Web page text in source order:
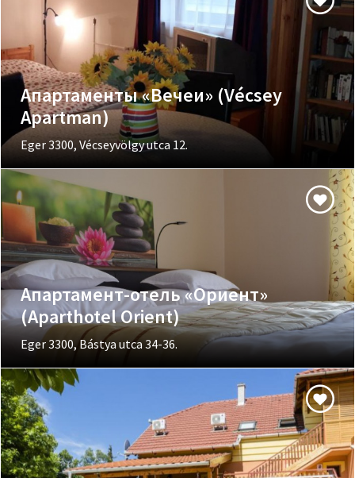
Апартаменты «Вечеи» (Vécsey
Apartman)
Eger 3300, Vécseyvölgy utca 12.
Апартамент-отель «Ориент»
(Aparthotel Orient)
Eger 3300, Bástya utca 34-36.